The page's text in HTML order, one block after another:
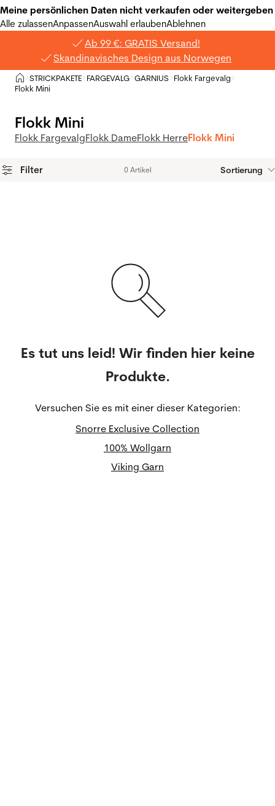
Meine persönlichen Daten nicht verkaufen oder weitergeben
Alle zulassenAnpassenAuswahl erlaubenAblehnen
Ab 99 €: GRATIS Versand!
Skandinavisches Design aus Norwegen
Privat
>STRICKPAKETE >FARGEVALG >GARNIUS >Flokk Fargevalg
Flokk Mini
Flokk Mini
Flokk FargevalgFlokk DameFlokk HerreFlokk Mini
Filter 0 Artikel Sortierung
Es tut uns leid! Wir finden hier keine
Produkte.
Versuchen Sie es mit einer dieser Kategorien:
Snorre Exclusive Collection
100% Wollgarn
Viking Garn